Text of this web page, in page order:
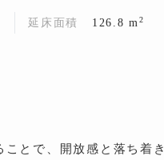
延床面積 126.8 m2
とで、開放感と落ち着き